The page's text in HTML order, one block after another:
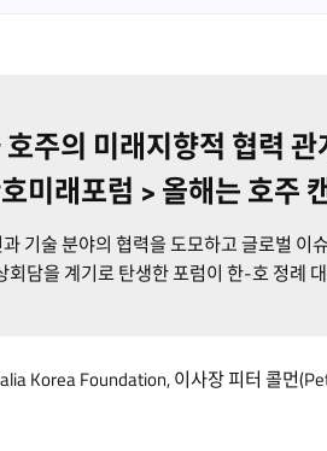
주의 미래지향적 협력 관
미래포럼 > 올해는 호주
기술 분야의 협력을 도모하고 글로벌 이
회담을 계기로 탄생한 포럼이 한-호 정례
Korea Foundation, 이사장 피터 콜먼